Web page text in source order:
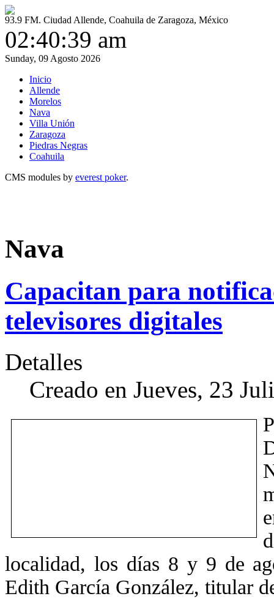
93.9 FM. Ciudad Allende, Coahuila de Zaragoza, México
02:40:39 am
Sunday, 09 Agosto 2026
Inicio
Allende
Morelos
Nava
Villa Unión
Zaragoza
Piedras Negras
Coahuila
CMS modules by everest poker.
Nava
Capacitan para
televisores digitales
Detalles
Creado en Jueves, 23
localidad, los días 8 y 9 de
Edith García González, titular